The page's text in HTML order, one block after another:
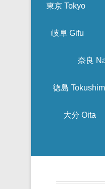
東京 Tokyo
岐阜 Gifu
奈良
徳島
大分 Oita